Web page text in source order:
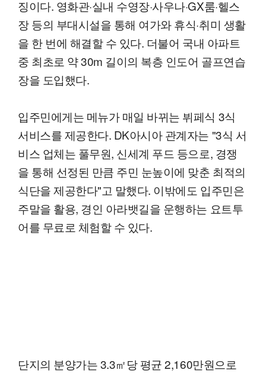
징이다. 영화관·실내 수영장·사우나·GX룸·헬스
장 등의 부대시설을 통해 여가와 휴식·취미 생활
을 한 번에 해결할 수 있다. 더불어 국내 아파트
중 최초로 약 30m 길이의 복층 인도어 골프연습
장을 도입했다.
입주민에게는 메뉴가 매일 바뀌는 뷔페식 3식
서비스를 제공한다. DK아시아 관계자는 "3식 서
비스 업체는 풀무원, 신세계 푸드 등으로, 경쟁
을 통해 선정된 만큼 주민 눈높이에 맞춘 최적의
식단을 제공한다"고 말했다. 이밖에도 입주민은
주말을 활용, 경인 아라뱃길을 운행하는 요트투
어를 무료로 체험할 수 있다.
단지의 분양가는 3.3㎡당 평균 2,160만원으로